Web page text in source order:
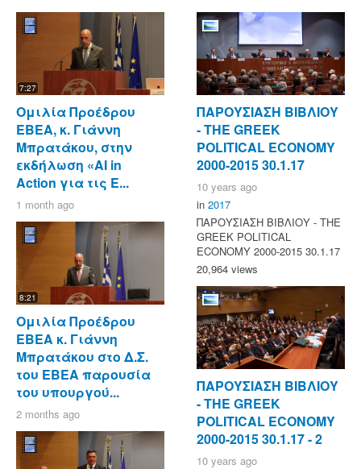
7:27
Ομιλία Προέδρου
ΕΒΕΑ, κ. Γιάννη
Μπρατάκου, στην
εκδήλωση «AI in
Action για τις Ε...
1 month ago
8:21
Ομιλία Προέδρου
ΕΒΕΑ κ. Γιάννη
Μπρατάκου στο Δ.Σ.
του ΕΒΕΑ παρουσία
του υπουργού...
2 months ago
ΠΑΡΟΥΣΙΑΣΗ ΒΙΒΛΙΟΥ
- ΤΗΕ GREEK
POLITICAL ECONOMY
2000-2015 30.1.17
10 years ago
in 2017
ΠΑΡΟΥΣΙΑΣΗ ΒΙΒΛΙΟΥ - ΤΗΕ
GREEK POLITICAL
ECONOMY 2000-2015 30.1.17
20,964 views
ΠΑΡΟΥΣΙΑΣΗ ΒΙΒΛΙΟΥ
- ΤΗΕ GREEK
POLITICAL ECONOMY
2000-2015 30.1.17 - 2
10 years ago